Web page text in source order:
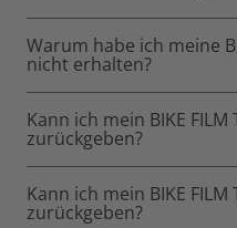
Warum habe ich meine
nicht erhalten?
Kann ich mein BIKE FILM
zurückgeben?
Kann ich mein BIKE
zurückgeben?